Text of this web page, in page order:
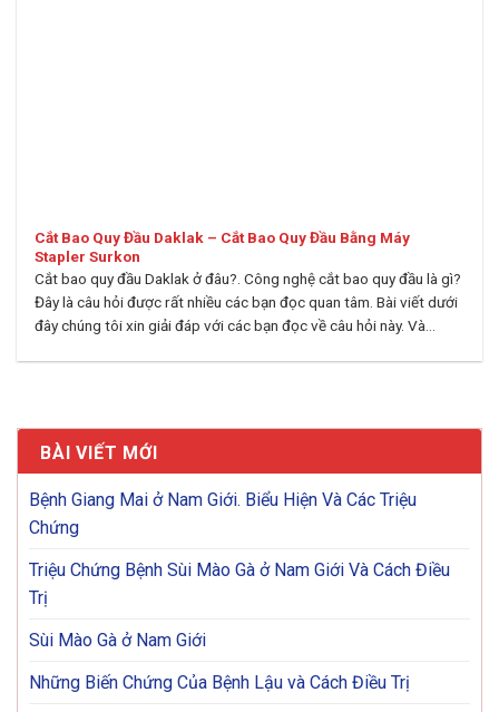
Cắt Bao Quy Đầu Daklak – Cắt Bao Quy Đầu Bằng Máy
Stapler Surkon
Cắt bao quy đầu Daklak ở đâu?. Công nghệ cắt bao quy đầu là gì?
Đây là câu hỏi được rất nhiều các bạn đọc quan tâm. Bài viết dưới
đây chúng tôi xin giải đáp với các bạn đọc về câu hỏi này. Và...
BÀI VIẾT MỚI
Bệnh Giang Mai ở Nam Giới. Biểu Hiện Và Các Triệu
Chứng
Triệu Chứng Bệnh Sùi Mào Gà ở Nam Giới Và Cách Điều
Trị
Sùi Mào Gà ở Nam Giới
Những Biến Chứng Của Bệnh Lậu và Cách Điều Trị